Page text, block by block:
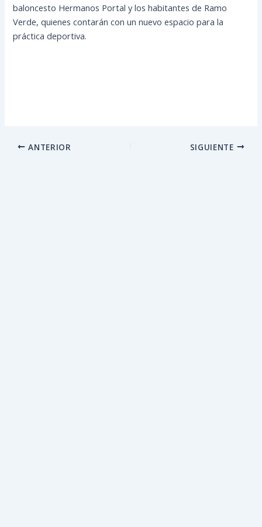
baloncesto Hermanos Portal y los habitantes de Ramo
Verde, quienes contarán con un nuevo espacio para la
práctica deportiva.
ANTERIOR SIGUIENTE